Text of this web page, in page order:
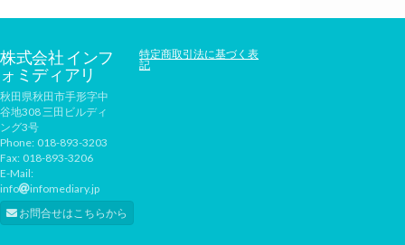
株式会社 インフ
ォミディアリ
秋田県秋田市手形字中
谷地308 三田ビルディ
ング3号
Phone: 018-893-3203
Fax: 018-893-3206
E-Mail:
info
infomediary.jp
お問合せはこちらから
特定商取引法に基づく表
記